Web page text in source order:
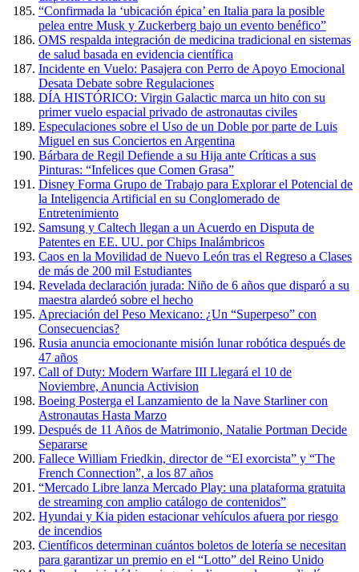
“Confirmada la ‘ubicación épica’ en Italia para la posible
pelea entre Musk y Zuckerberg bajo un evento benéfico”
OMS respalda integración de medicina tradicional en sistemas
de salud basada en evidencia científica
Incidente en Vuelo: Pasajera con Perro de Apoyo Emocional
Desata Debate sobre Regulaciones
DÍA HISTÓRICO: Virgin Galactic marca un hito con su
primer vuelo espacial privado de astronautas civiles
Especulaciones sobre el Uso de un Doble por parte de Luis
Miguel en sus Conciertos en Argentina
Bárbara de Regil Defiende a su Hija ante Críticas a sus
Pinturas: “Infelices que Comen Grasa”
Disney Forma Grupo de Trabajo para Explorar el Potencial de
la Inteligencia Artificial en su Conglomerado de
Entretenimiento
Samsung y Caltech llegan a un Acuerdo en Disputa de
Patentes en EE. UU. por Chips Inalámbricos
Caos en la Movilidad de Nuevo León tras el Regreso a Clases
de más de 200 mil Estudiantes
Revelada declaración jurada: Niño de 6 años que disparó a su
maestra alardeó sobre el hecho
Apreciación del Peso Mexicano: ¿Un “Superpeso” con
Consecuencias?
Rusia anuncia emocionante misión lunar robótica después de
47 años
Call of Duty: Modern Warfare III Llegará el 10 de
Noviembre, Anuncia Activision
Boeing Posterga el Lanzamiento de la Nave Starliner con
Astronautas Hasta Marzo
Después de 11 Años de Matrimonio, Natalie Portman Decide
Separarse
Fallece William Friedkin, director de “El exorcista” y “The
French Connection”, a los 87 años
“Mercado Libre lanza Mercado Play: una plataforma gratuita
de streaming con amplio catálogo de contenidos”
Hyundai y Kia piden estacionar vehículos afuera por riesgo
de incendios
Científicos determinan cuántos boletos de lotería se necesitan
para garantizar un premio en el “Lotto” del Reino Unido